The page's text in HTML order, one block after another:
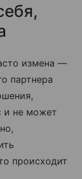
измена —
партнера
и не может
происходит